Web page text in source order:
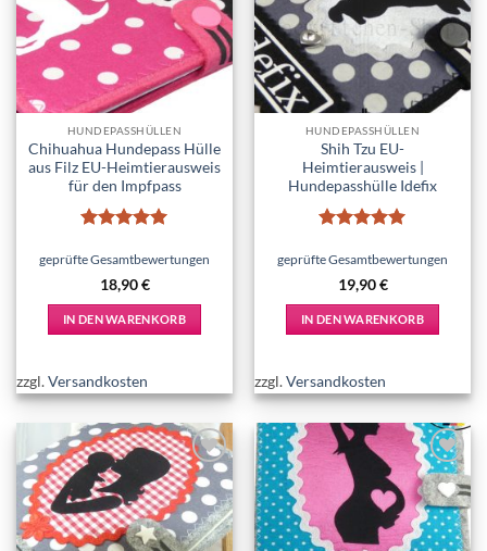
wishlist
HUNDEPASSHÜLLEN
Chihuahua Hundepass Hülle
aus Filz EU-Heimtierausweis
für den Impfpass
mit5von
geprüfte Gesamtbewertungen
18,90€
IN DEN WARENKORB
zzgl.Versandkosten
wishlist
HUNDEPASSHÜLLEN
Shih Tzu EU-
Heimtierausweis |
Hundepasshülle Idefix
mit5von
geprüfte Gesamtbewertungen
19,90€
IN DEN WARENKORB
zzgl.Versandkosten
Add to
wishlist
Add to
wishlist